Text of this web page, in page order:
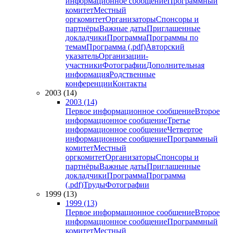
комитетМестный
оргкомитетОрганизаторыСпонсоры и
партнёрыВажные датыПриглашенные
докладчикиПрограммаПрограммы по
темамПрограмма (.pdf)Авторский
указательОрганизации-
участникиФотографииДополнительная
информацияРодственные
конференцииКонтакты
2003 (14)
2003 (14)
Первое информационное сообщениеВторое
информационное сообщениеТретье
информационное сообщениеЧетвертое
информационное сообщениеПрограммный
комитетМестный
оргкомитетОрганизаторыСпонсоры и
партнёрыВажные датыПриглашенные
докладчикиПрограммаПрограмма
(.pdf)ТрудыФотографии
1999 (13)
1999 (13)
Первое информационное сообщениеВторое
информационное сообщениеПрограммный
комитетМестный